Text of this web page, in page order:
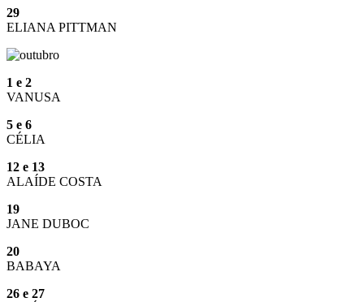
29
ELIANA PITTMAN
1 e 2
VANUSA
5 e 6
CÉLIA
12 e 13
ALAÍDE COSTA
19
JANE DUBOC
20
BABAYA
26 e 27